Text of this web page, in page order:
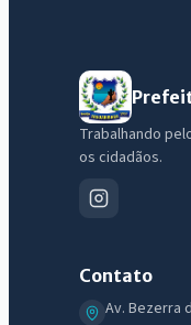
Trabalhando
os cidadãos.
Contato
Av. Bezerra